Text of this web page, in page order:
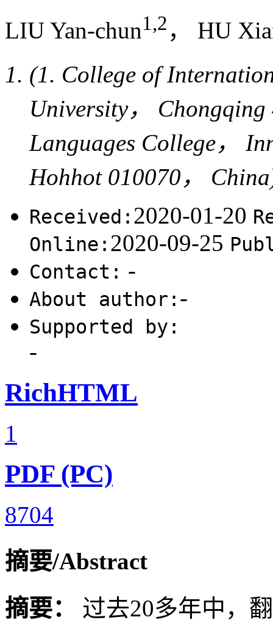
LIU Yan-chun1,2 ， HU
(1. College of
University，
Languages College，
Hohhot 010070，
Received: 2020-01-20
Online: 2020-09-25
Contact: -
About author: -
Supported by:
-
RichHTML
1
PDF (PC)
8704
摘要/Abstract
摘要： 过去20多年中，